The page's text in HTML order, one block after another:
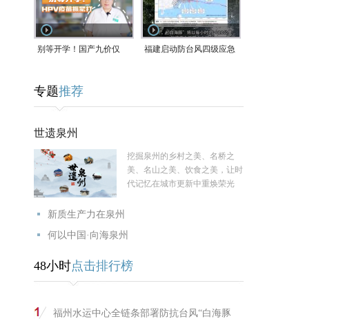
别等开学！国产九价仅
紧打
福建启动防台风四级应急
专题推荐
世遗泉州
挖掘泉州的乡村之美、名桥之
美、名山之美、饮食之美，让时
代记忆在城市更新中重焕荣光
新质生产力在泉州
何以中国·向海泉州
48小时点击排行榜
福州水运中心全链条部署防抗台风“白海豚